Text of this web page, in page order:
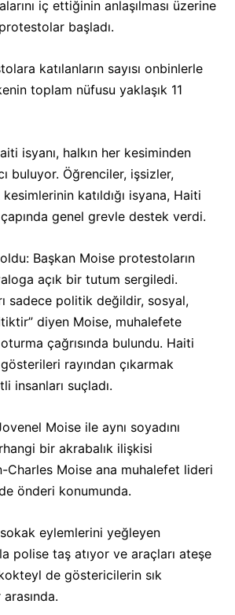
iç ettiğinin anlaşılması üzerine
başladı.
katılanların sayısı onbinlerle
toplam nüfusu yaklaşık 11
isyanı, halkın her kesiminden
buluyor. Öğrenciler, işsizler,
katıldığı isyana, Haiti
çapında genel grevle destek verdi.
Başkan Moise protestoların
açık bir tutum sergiledi.
sadece politik değildir, sosyal,
diyen Moise, muhalefete
çağrısında bulundu. Haiti
rayından çıkarmak
insanları suçladı.
Moise ile aynı soyadını
bir akrabalık ilişkisi
Charles Moise ana muhalefet lideri
önderi konumunda.
eylemlerini yeğleyen
polise taş atıyor ve araçları ateşe
de göstericilerin sık